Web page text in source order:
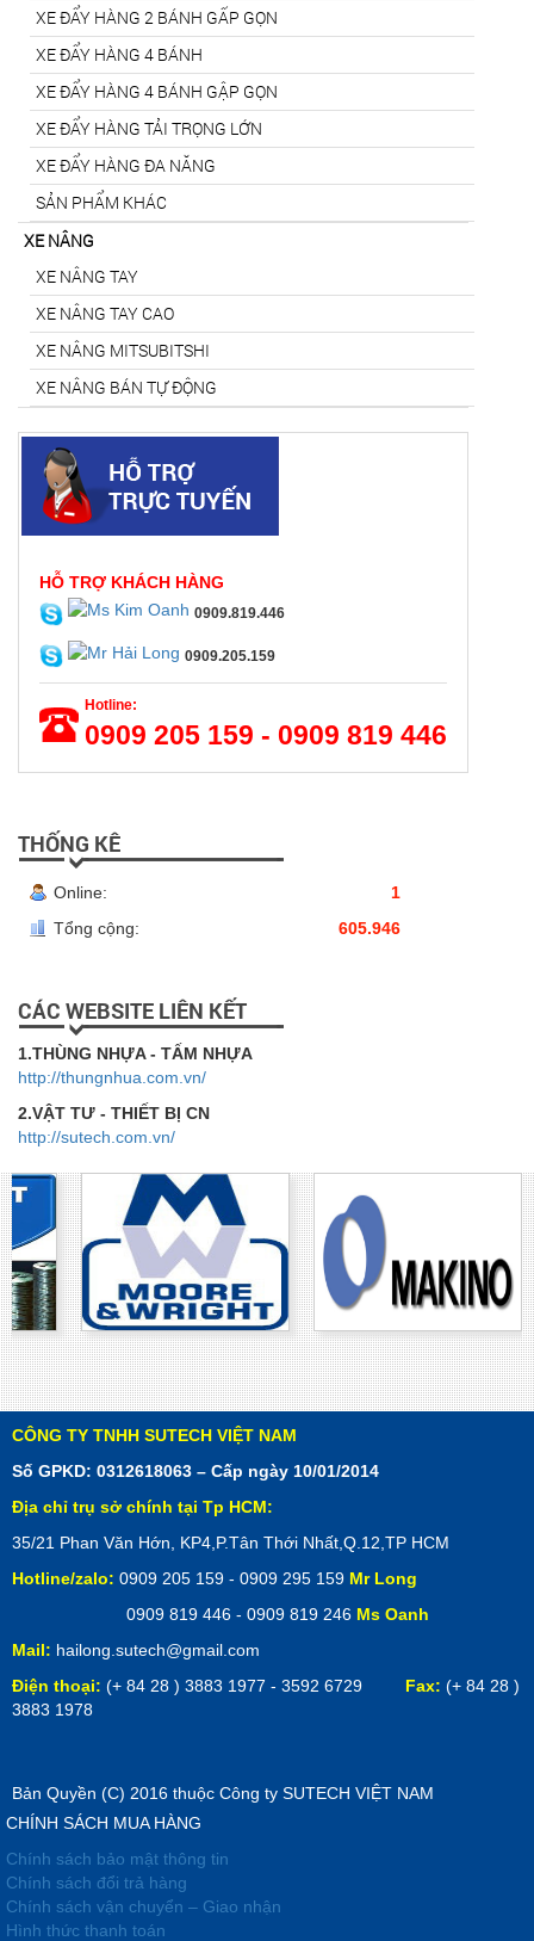
XE ĐẨY HÀNG 2 BÁNH GẤP GỌN
XE ĐẨY HÀNG 4 BÁNH
XE ĐẨY HÀNG 4 BÁNH GẬP GỌN
XE ĐẨY HÀNG TẢI TRỌNG LỚN
XE ĐẨY HÀNG ĐA NĂNG
SẢN PHẨM KHÁC
XE NÂNG
XE NÂNG TAY
XE NÂNG TAY CAO
XE NÂNG MITSUBITSHI
XE NÂNG BÁN TỰ ĐỘNG
HỖ TRỢ KHÁCH HÀNG
0909.819.446
0909.205.159
Hotline:
0909 205 159 - 0909 819 446
THỐNG KÊ
Online:
1
Tổng cộng:
605.946
CÁC WEBSITE LIÊN KẾT
1.THÙNG NHỰA - TẤM NHỰA
http://thungnhua.com.vn/
2.VẬT TƯ - THIẾT BỊ CN
http://sutech.com.vn/
CÔNG TY TNHH SUTECH VIỆT NAM
Số GPKD: 0312618063 – Cấp ngày 10/01/2014
Địa chỉ trụ sở chính tại Tp HCM:
35/21 Phan Văn Hớn, KP4,P.Tân Thới Nhất,Q.12,TP HCM
Hotline/zalo: 0909 205 159 - 0909 295 159 Mr Long
0909 819 446 - 0909 819 246 Ms Oanh
Mail: hailong.sutech@gmail.com
Điện thoại: (+ 84 28 ) 3883 1977 - 3592 6729 Fax: (+ 84 28 )
3883 1978
Bản Quyền (C) 2016 thuộc Công ty SUTECH VIỆT NAM
CHÍNH SÁCH MUA HÀNG
Chính sách bảo mật thông tin
Chính sách đổi trả hàng
Chính sách vận chuyển – Giao nhận
Hình thức thanh toán